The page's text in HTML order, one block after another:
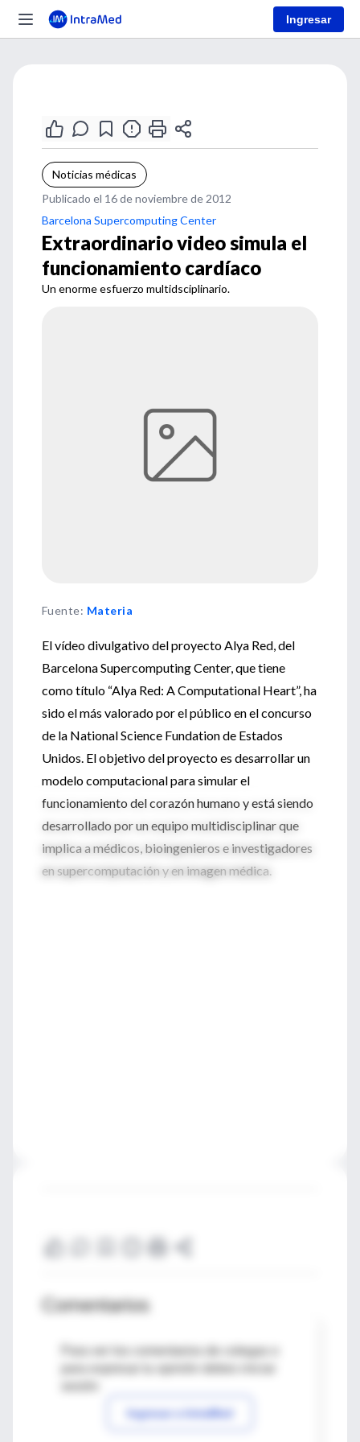
Ingresar
Noticias médicas
Publicado el 16 de noviembre de 2012
Barcelona Supercomputing Center
Extraordinario video simula el
funcionamiento cardíaco
Un enorme esfuerzo multidsciplinario.
Fuente: Materia
El vídeo divulgativo del proyecto Alya Red, del
Barcelona Supercomputing Center, que tiene
como título “Alya Red: A Computational Heart”, ha
sido el más valorado por el público en el concurso
de la National Science Fundation de Estados
Unidos. El objetivo del proyecto es desarrollar un
modelo computacional para simular el
funcionamiento del corazón humano y está siendo
desarrollado por un equipo multidisciplinar que
implica a médicos, bioingenieros e investigadores
en supercomputación y en imagen médica.
Comentarios
Para ver los comentarios de colegas o
Ingresar a IntraMed